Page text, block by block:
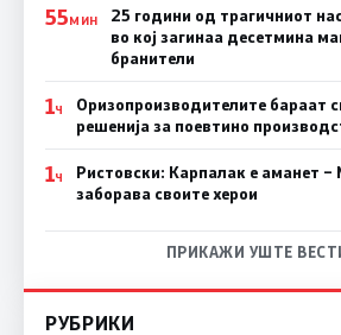
55МИН
25 години од трагичниот
во кој загинаа десетмина
бранители
1Ч
Оризопроизводителите бараат
решенија за поевтино
1Ч
Ристовски: Карпалак е аманет –
заборава своите херои
ПРИКАЖИ УШТЕ
РУБРИКИ